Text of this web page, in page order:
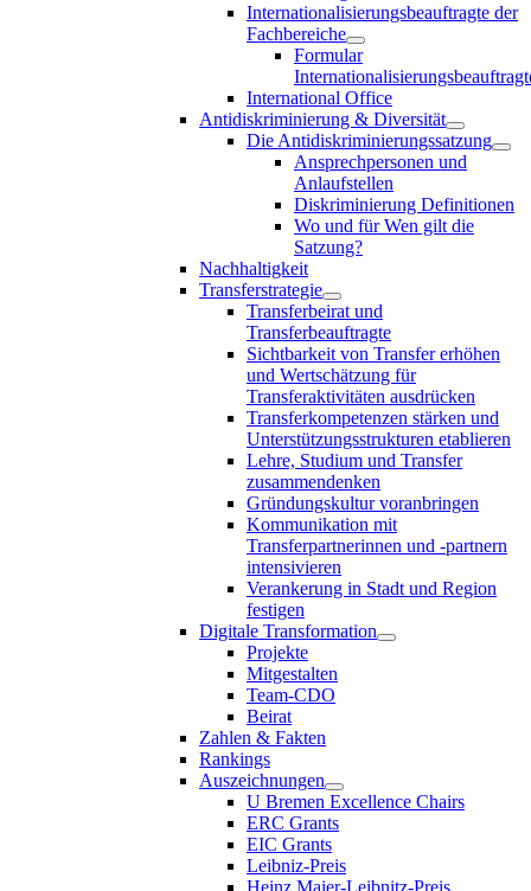
Internationalisierungsbeauftragte der
Fachbereiche
Formular
International Office
Antidiskriminierung & Diversität
Die Antidiskriminierungssatzung
Ansprechpersonen und
Anlaufstellen
Diskriminierung Definitionen
Wo und für Wen gilt die
Satzung?
Nachhaltigkeit
Transferstrategie
Transferbeirat und
Transferbeauftragte
Sichtbarkeit von Transfer erhöhen
und Wertschätzung für
Transferaktivitäten ausdrücken
Transferkompetenzen stärken und
Unterstützungsstrukturen etablieren
Lehre, Studium und Transfer
zusammendenken
Gründungskultur voranbringen
Kommunikation mit
Transferpartnerinnen und -partnern
intensivieren
Verankerung in Stadt und Region
festigen
Digitale Transformation
Projekte
Mitgestalten
Team-CDO
Beirat
Zahlen & Fakten
Rankings
Auszeichnungen
U Bremen Excellence Chairs
ERC Grants
EIC Grants
Leibniz-Preis
Heinz Maier-Leibnitz-Preis